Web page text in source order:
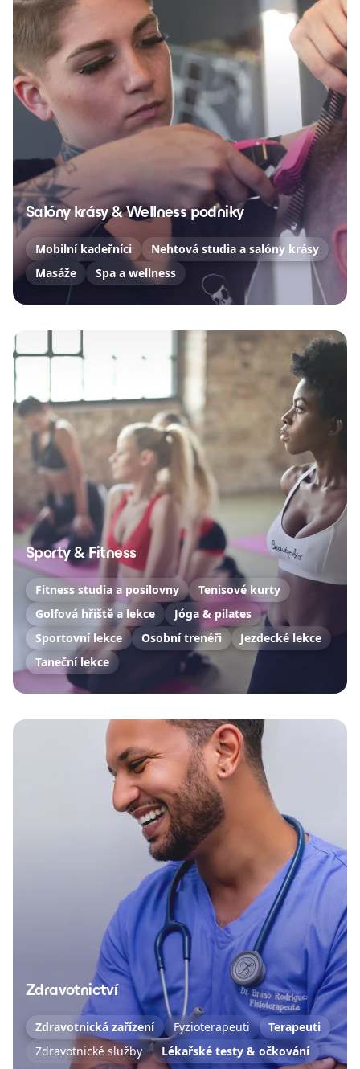
Salóny krásy & Wellness podniky
Mobilní kadeřníci
Nehtová studia a salóny krásy
Masáže
Spa a wellness
Sporty & Fitness
Fitness studia a posilovny
Tenisové kurty
Golfová hřiště a lekce
Jóga & pilates
Sportovní lekce
Osobní trenéři
Jezdecké lekce
Taneční lekce
Zdravotnictví
Zdravotnická zařízení Fyzioterapeuti
Terapeuti
Zdravotnické služby
Lékařské testy & očkování